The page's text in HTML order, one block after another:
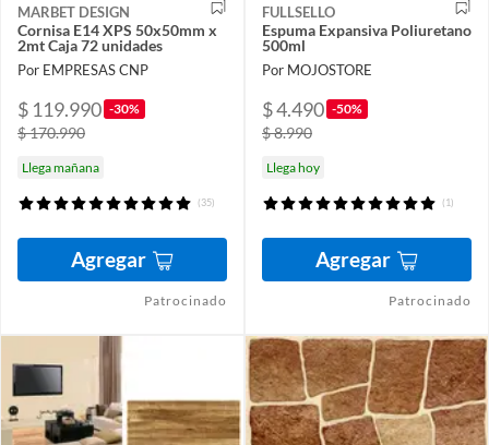
MARBET DESIGN
Cornisa E14 XPS 50x50mm x
2mt Caja 72 unidades
Por EMPRESAS CNP
$ 119.990 -30%
$ 170.990
Llega mañana
(35)
Agregar
Patrocinado
FULLSELLO
Espuma Expansiva Poliuretano
500ml
Por MOJOSTORE
$ 4.490 -50%
$ 8.990
Llega hoy
(1)
Agregar
Patrocinado